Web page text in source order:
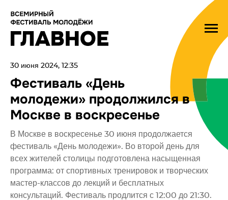
30 июня 2024, 12:35
Фестиваль «День
молодежи» продолжился в
Москве в воскресенье
В Москве в воскресенье 30 июня продолжается
фестиваль «День молодежи». Во второй день для
всех жителей столицы подготовлена насыщенная
программа: от спортивных тренировок и творческих
мастер-классов до лекций и бесплатных
консультаций. Фестиваль продлится с 12:00 до 21:30.